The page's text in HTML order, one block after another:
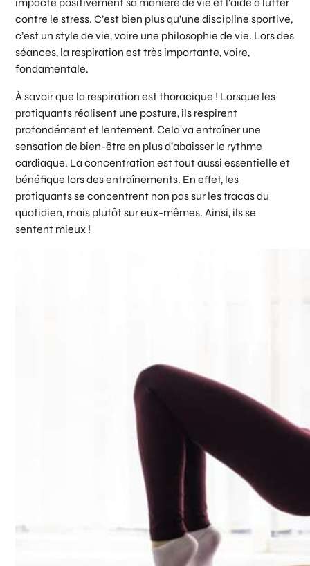
contre le stress. C’est bien plus qu’une discipline sportive,
c’est un style de vie, voire une philosophie de vie. Lors des
séances, la respiration est très importante, voire,
fondamentale.
À savoir que la respiration est thoracique ! Lorsque les
pratiquants réalisent une posture, ils respirent
profondément et lentement. Cela va entraîner une
sensation de bien-être en plus d’abaisser le rythme
cardiaque. La concentration est tout aussi essentielle et
bénéfique lors des entraînements. En effet, les
pratiquants se concentrent non pas sur les tracas du
quotidien, mais plutôt sur eux-mêmes. Ainsi, ils se
sentent mieux !